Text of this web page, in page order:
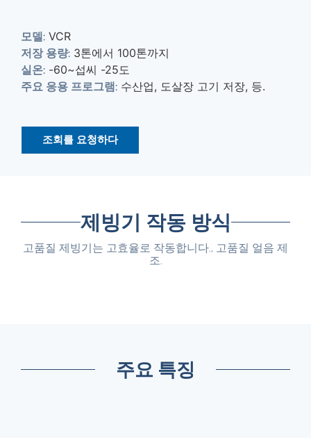
모델: VCR
저장 용량: 3톤에서 100톤까지
실온: -60~섭씨 -25도
주요 응용 프로그램: 수산업, 도살장 고기 저장, 등.
조회를 요청하다
제빙기 작동 방식
고품질 제빙기는 고효율로 작동합니다., 고품질 얼음 제
조.
주요 특징